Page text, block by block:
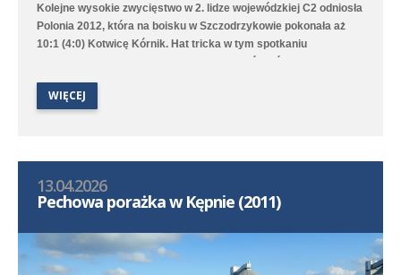
Kolejne wysokie zwycięstwo w 2. lidze wojewódzkiej C2 odniosła
Polonia 2012, która na boisku w Szczodrzykowie pokonała aż
10:1 (4:0) Kotwicę Kórnik. Hat tricka w tym spotkaniu
skompletował Karol Marciniak. Drugi zespół, który rywalizuje w
WIĘCEJ
13.04.2026
Pechowa porażka w Kępnie (2011)